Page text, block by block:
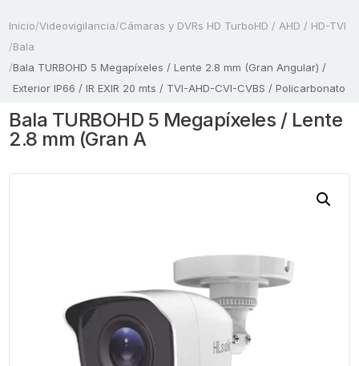
Inicio/Videovigilancia/Cámaras y DVRs HD TurboHD / AHD / HD-TVI
/Bala
/Bala TURBOHD 5 Megapíxeles / Lente 2.8 mm (Gran Angular) /
Exterior IP66 / IR EXIR 20 mts / TVI-AHD-CVI-CVBS / Policarbonato
Bala TURBOHD 5 Megapíxeles / Lente
2.8 mm (Gran A